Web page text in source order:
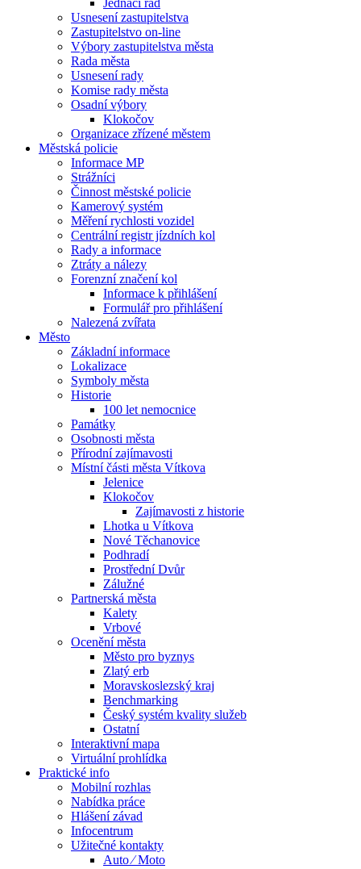
Jednací řád
Usnesení zastupitelstva
Zastupitelstvo on-line
Výbory zastupitelstva města
Rada města
Usnesení rady
Komise rady města
Osadní výbory
Klokočov
Organizace zřízené městem
Městská policie
Informace MP
Strážníci
Činnost městské policie
Kamerový systém
Měření rychlosti vozidel
Centrální registr jízdních kol
Rady a informace
Ztráty a nálezy
Forenzní značení kol
Informace k přihlášení
Formulář pro přihlášení
Nalezená zvířata
Město
Základní informace
Lokalizace
Symboly města
Historie
100 let nemocnice
Památky
Osobnosti města
Přírodní zajímavosti
Místní části města Vítkova
Jelenice
Klokočov
Zajímavosti z historie
Lhotka u Vítkova
Nové Těchanovice
Podhradí
Prostřední Dvůr
Zálužné
Partnerská města
Kalety
Vrbové
Ocenění města
Město pro byznys
Zlatý erb
Moravskoslezský kraj
Benchmarking
Český systém kvality služeb
Ostatní
Interaktivní mapa
Virtuální prohlídka
Praktické info
Mobilní rozhlas
Nabídka práce
Hlášení závad
Infocentrum
Užitečné kontakty
Auto ⁄ Moto